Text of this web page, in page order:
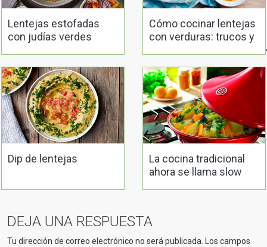
Lentejas estofadas
con judías verdes
Cómo cocinar lentejas
con verduras: trucos y
Dip de lentejas
La cocina tradicional
ahora se llama slow
DEJA UNA RESPUESTA
Tu dirección de correo electrónico no será publicada. Los campos